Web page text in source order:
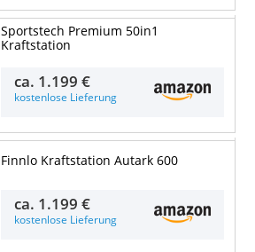
Sportstech Premium 50in1
Kraftstation
ca. 1.199 €
kostenlose Lieferung
Finnlo Kraftstation Autark 600
ca. 1.199 €
kostenlose Lieferung